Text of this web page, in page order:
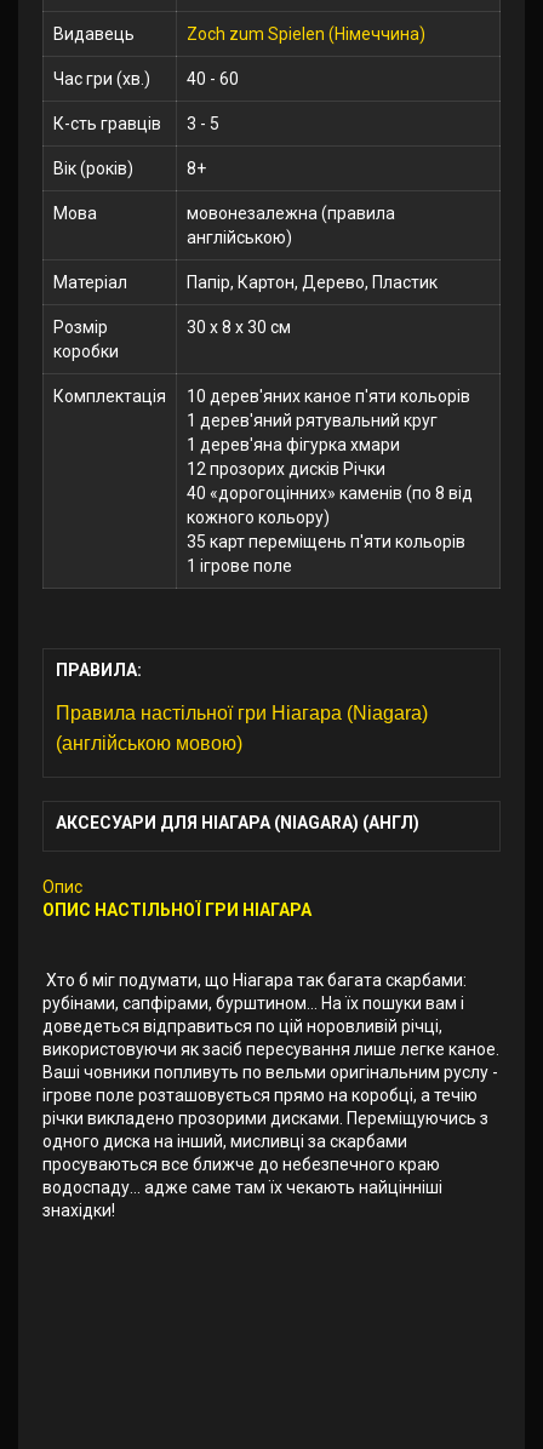
Видавець Zoch zum Spielen (Німеччина)
Час гри (хв.) 40 - 60
К-сть гравців 3 - 5
Вік (років) 8+
Мова
мовонезалежна (правила
англійською)
Матеріал Папір, Картон, Дерево, Пластик
Розмір
коробки
30 x 8 x 30 см
Комплектація
10 дерев'яних каное п'яти кольорів
1 дерев'яний рятувальний круг
1 дерев'яна фігурка хмари
12 прозорих дисків Річки
40 «дорогоцінних» каменів (по 8 від
кожного кольору)
35 карт переміщень п'яти кольорів
1 ігрове поле
ПРАВИЛА:
Правила настільної гри Ніагара (Niagara)
(англійською мовою)
АКСЕСУАРИ ДЛЯ НІАГАРА (NIAGARA) (АНГЛ)
Опис
ОПИС НАСТІЛЬНОЇ ГРИ НІАГАРА
Хто б міг подумати, що Ніагара так багата скарбами:
рубінами, сапфірами, бурштином... На їх пошуки вам і
доведеться відправиться по цій норовливій річці,
використовуючи як засіб пересування лише легке каное.
Ваші човники попливуть по вельми оригінальним руслу -
ігрове поле розташовується прямо на коробці, а течію
річки викладено прозорими дисками. Переміщуючись з
одного диска на інший, мисливці за скарбами
просуваються все ближче до небезпечного краю
водоспаду... адже саме там їх чекають найцінніші
знахідки!